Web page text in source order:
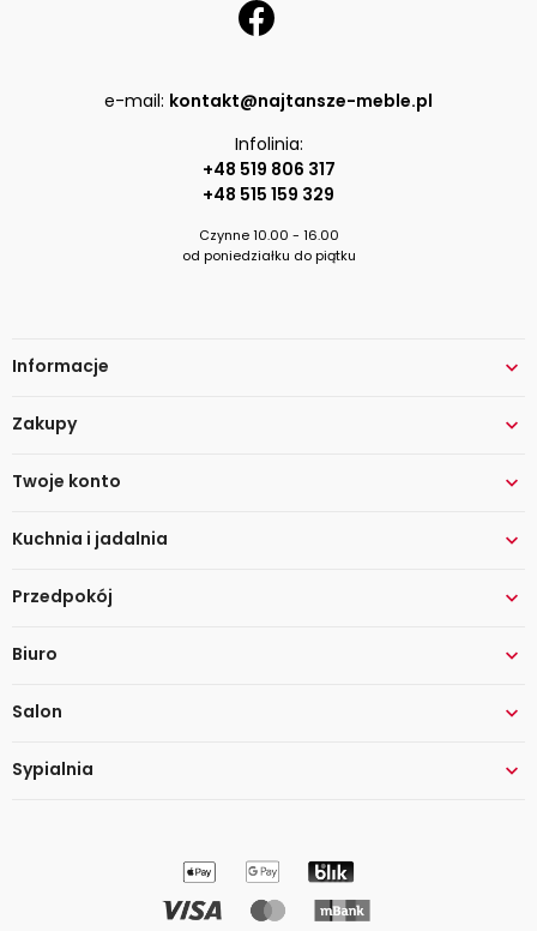
e-mail: kontakt@najtansze-meble.pl
Infolinia:
+48 519 806 317
+48 515 159 329
Czynne 10.00 - 16.00
od poniedziałku do piątku
Informacje 
Zakupy 
Twoje konto 
Kuchnia i jadalnia 
Przedpokój 
Biuro 
Salon 
Sypialnia 